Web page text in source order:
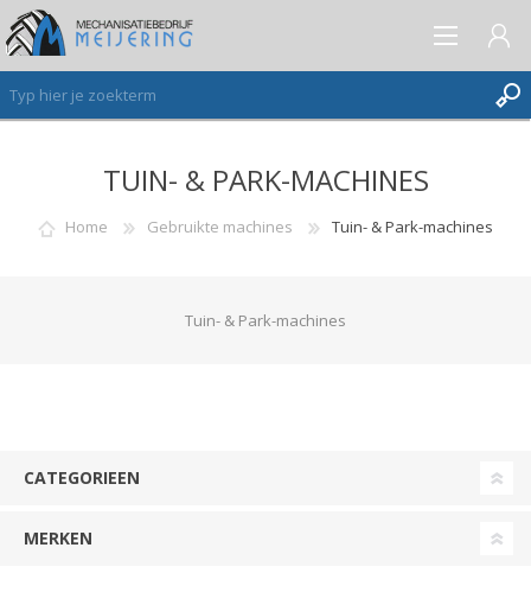
AANMELDEN ALS NIEUWE KLANT
INLOGGEN
TUIN- & PARK-MACHINES
Home Gebruikte machines Tuin- & Park-machines
Tuin- & Park-machines
CATEGORIEEN
MERKEN